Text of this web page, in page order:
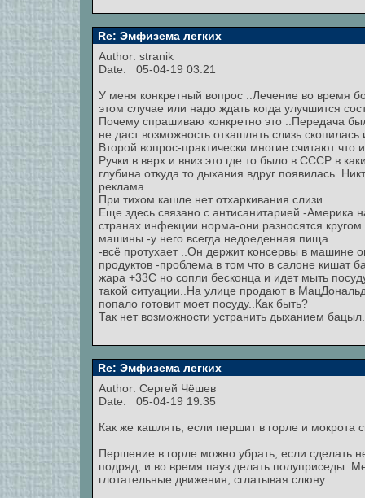
Re: Эмфизема легких
Author: stranik
Date: 05-04-19 03:21
У меня конкретный вопрос ..Лечение во время
этом случае или надо ждать когда улучшится
Почему спрашиваю конкретно это ..Передача
не даст возможность откашлять слизь скопилась
Второй вопрос-практически многие считают
Ручки в верх и вниз это где то было в СССР в
глубина откуда то дыхания вдруг
реклама..
При тихом кашле нет отхаркивания слизи..
Еще здесь связано с антисанитарией -
странах инфекции норма-они разносятся
машины -у него всегда недоеденная пища
-всё протухает ..Он держит консервы в машине
продуктов -проблема в том что в салоне кишат
жара +33С но сопли бесконца и идет мыть
такой ситуации..На улице продают в
попало готовит моет посуду..Как быть?
Так нет возможности устранить дыханием
Re: Эмфизема легких
Author: Сергей Чёшев
Date: 05-04-19 19:35
Как же кашлять, если першит в горле и мокрота
Першение в горле можно убрать, если сделать
подряд, и во время пауз делать полуприседы.
глотательные движения, сглатывая слюну.